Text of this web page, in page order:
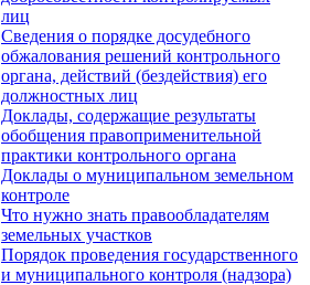
лиц
Сведения о порядке досудебного
обжалования решений контрольного
органа, действий (бездействия) его
должностных лиц
Доклады, содержащие результаты
обобщения правоприменительной
практики контрольного органа
Доклады о муниципальном земельном
контроле
Что нужно знать правообладателям
земельных участков
Порядок проведения государственного
и муниципального контроля (надзора)